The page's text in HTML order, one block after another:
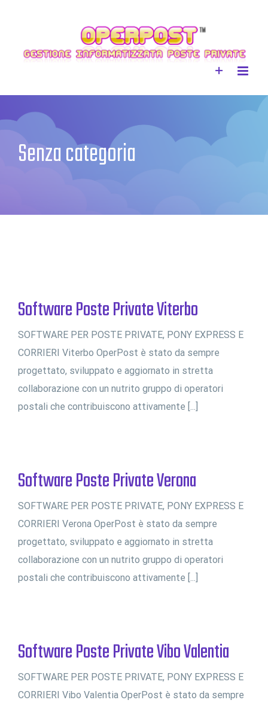
Senza categoria
Software Poste Private Viterbo
SOFTWARE PER POSTE PRIVATE, PONY EXPRESS E
CORRIERI Viterbo OperPost è stato da sempre
progettato, sviluppato e aggiornato in stretta
collaborazione con un nutrito gruppo di operatori
postali che contribuiscono attivamente [...]
Software Poste Private Verona
SOFTWARE PER POSTE PRIVATE, PONY EXPRESS E
CORRIERI Verona OperPost è stato da sempre
progettato, sviluppato e aggiornato in stretta
collaborazione con un nutrito gruppo di operatori
postali che contribuiscono attivamente [...]
Software Poste Private Vibo Valentia
SOFTWARE PER POSTE PRIVATE, PONY EXPRESS E
CORRIERI Vibo Valentia OperPost è stato da sempre